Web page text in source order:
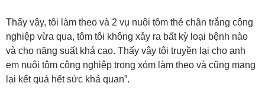
Thấy vậy, tôi làm theo và 2 vụ nuôi tôm thẻ chân trắng công
nghiệp vừa qua, tôm tôi không xảy ra bất kỳ loại bệnh nào
và cho năng suất khá cao. Thấy vậy tôi truyền lại cho anh
em nuôi tôm công nghiệp trong xóm làm theo và cũng mang
lại kết quả hết sức khả quan”.